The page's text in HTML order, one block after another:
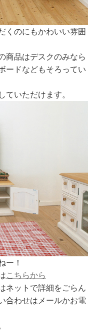
くのにもかわいい雰囲
商品はデスクのみなら
ードなどもそろってい
ていただけます。
ー！
こちらから
ネットで詳細をごらん
合わせはメールかお電